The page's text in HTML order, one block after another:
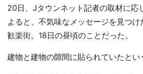
20日、Jタウンネット記者の取材に応
よると、不気味なメッセージを見つ
歓楽街。18日の昼頃のことだった。
建物と建物の隙間に貼られていたとい